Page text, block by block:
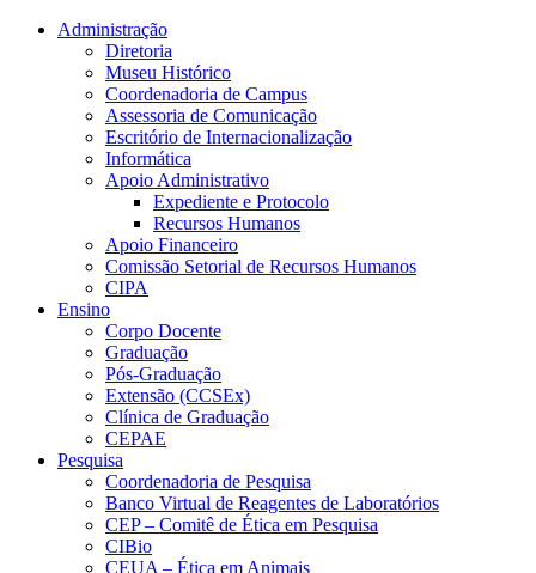
Conteúdo principal Menu principal
Administração
Diretoria
Museu Histórico
Coordenadoria de Campus
Assessoria de Comunicação
Escritório de Internacionalização
Informática
Apoio Administrativo
Expediente e Protocolo
Recursos Humanos
Apoio Financeiro
Comissão Setorial de Recursos Humanos
CIPA
Ensino
Corpo Docente
Graduação
Pós-Graduação
Extensão (CCSEx)
Clínica de Graduação
CEPAE
Pesquisa
Coordenadoria de Pesquisa
Banco Virtual de Reagentes de Laboratórios
CEP – Comitê de Ética em Pesquisa
CIBio
CEUA – Ética em Animais